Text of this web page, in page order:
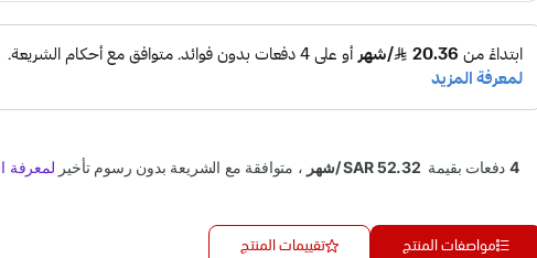
مواصفات المنتج تقييمات المنتج